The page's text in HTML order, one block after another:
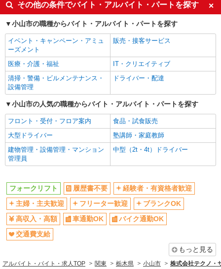
その他の条件でバイト・アルバイト・パートを探す
小山市の職種からバイト・アルバイト・パートを探す
イベント・キャンペーン・アミュ
ーズメント
販売・接客サービス
医療・介護・福祉
IT・クリエイティブ
清掃・警備・ビルメンテナンス・
設備管理
ドライバー・配達
小山市の人気の職種からバイト・アルバイト・パートを探す
フロント・受付・フロア案内
食品・試食販売
大型ドライバー
塾講師・家庭教師
建物管理・設備管理・マンション
管理員
中型（2t・4t）ドライバー
フォークリフト 履歴書不要
経験者・有資格者歓迎
主婦・主夫歓迎
フリーター歓迎
ブランクOK
高収入・高額
車通勤OK
バイク通勤OK
交通費支給
もっと見る
アルバイト・バイト・求人TOP 関東 栃木県 小山市 株式会社テクノ・